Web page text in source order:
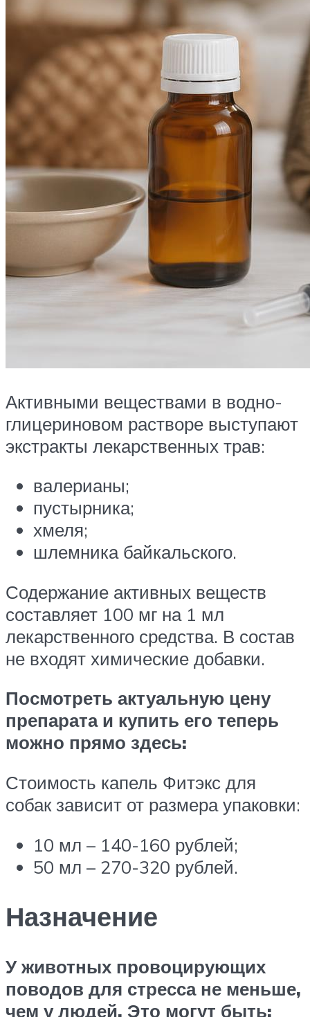
Активными веществами в водно-
глицериновом растворе выступают
экстракты лекарственных трав:
валерианы;
пустырника;
хмеля;
шлемника байкальского.
Содержание активных веществ
составляет 100 мг на 1 мл
лекарственного средства. В состав
не входят химические добавки.
Посмотреть актуальную цену
препарата и купить его теперь
можно прямо здесь:
Стоимость капель Фитэкс для
собак зависит от размера упаковки:
10 мл – 140-160 рублей;
50 мл – 270-320 рублей.
Назначение
У животных провоцирующих
поводов для стресса не меньше,
чем у людей. Это могут быть: